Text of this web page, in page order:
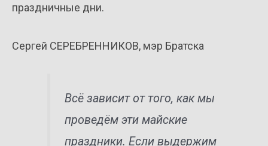
праздничные дни.
Сергей СЕРЕБРЕННИКОВ, мэр Братска
Всё зависит от того, как мы
проведём эти майские
праздники. Если выдержим